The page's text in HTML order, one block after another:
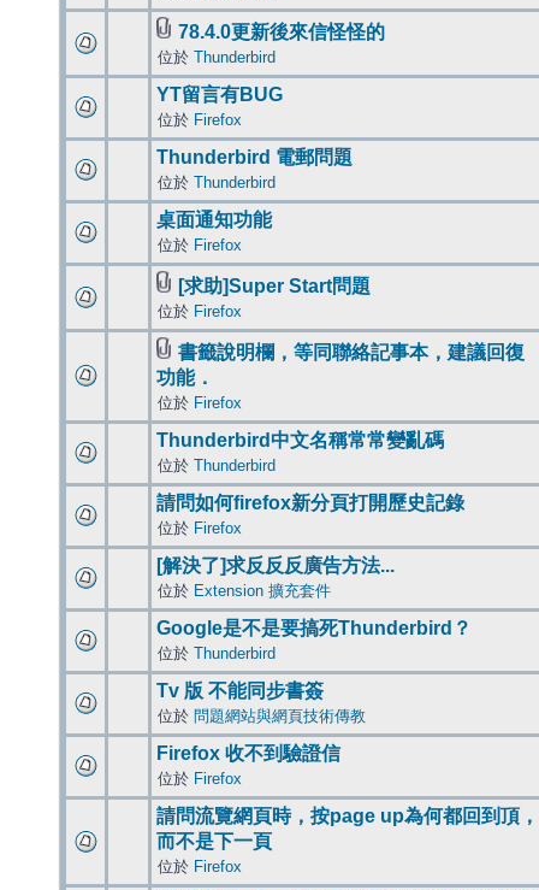
78.4.0更新後來信怪怪的
位於 Thunderbird
YT留言有BUG
位於 Firefox
Thunderbird 電郵問題
位於 Thunderbird
桌面通知功能
位於 Firefox
[求助]Super Start問題
位於 Firefox
書籤說明欄，等同聯絡記事本，建議回復
功能．
位於 Firefox
Thunderbird中文名稱常常變亂碼
位於 Thunderbird
請問如何firefox新分頁打開歷史記錄
位於 Firefox
[解決了]求反反反廣告方法...
位於 Extension 擴充套件
Google是不是要搞死Thunderbird？
位於 Thunderbird
Tv 版 不能同步書簽
位於 問題網站與網頁技術傳教
Firefox 收不到驗證信
位於 Firefox
請問流覽網頁時，按page up為何都回到頂，
而不是下一頁
位於 Firefox